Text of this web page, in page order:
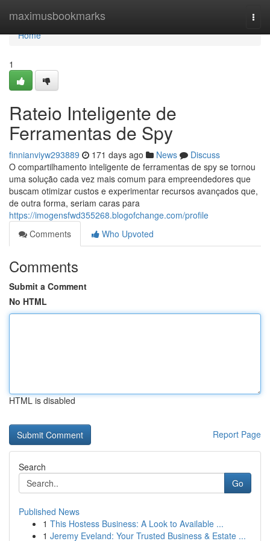
maximusbookmarks
Home
Home
1
Rateio Inteligente de
Ferramentas de Spy
finnianviyw293889 171 days ago News
Discuss
O compartilhamento inteligente de ferramentas de spy se tornou
uma solução cada vez mais comum para empreendedores que
buscam otimizar custos e experimentar recursos avançados que,
de outra forma, seriam caras para
https://imogensfwd355268.blogofchange.com/profile
Comments
Who Upvoted
Comments
Submit a Comment
No HTML
HTML is disabled
Report Page
Search
Go
Published News
1 This Hostess Business: A Look to Available ...
1 Jeremy Eveland: Your Trusted Business & Estate ...